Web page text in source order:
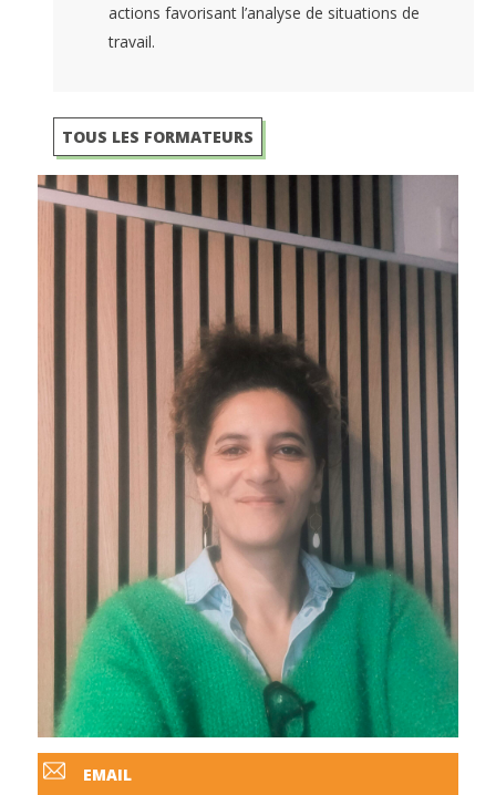
actions favorisant l’analyse de situations de
travail.
TOUS LES FORMATEURS
EMAIL